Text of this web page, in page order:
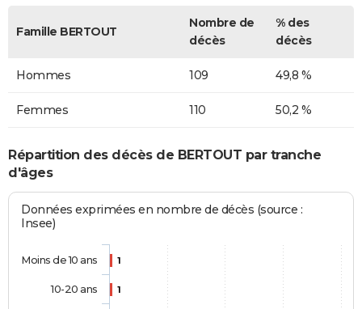
Famille BERTOUT
Nombre de
décès
% des
décès
Hommes 109 49,8 %
Femmes 110 50,2 %
Répartition des décès de BERTOUT par tranche
d'âges
Données exprimées en nombre de décès (source :
Insee)
1
1
Moins de 10 ans
10-20 ans